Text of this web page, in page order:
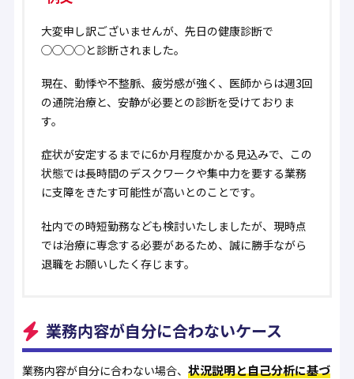
大変申し訳ございませんが、先日の健康診断で
◯◯◯◯と診断されました。
現在、動悸や不整脈、疲労感が強く、医師からは週3回
の通院治療と、安静が必要との診断を受けておりま
す。
症状が安定するまでに6か月程度かかる見込みで、この
状態では長時間のデスクワークや集中力を要する業務
に支障をきたす可能性が高いとのことです。
社内での時短勤務なども検討いたしましたが、現時点
では治療に専念する必要があるため、誠に勝手ながら
退職をお願いしたく存じます。
業務内容が自分に合わないケース
業務内容が自分に合わない場合、 状況説明と自己分析に基づ